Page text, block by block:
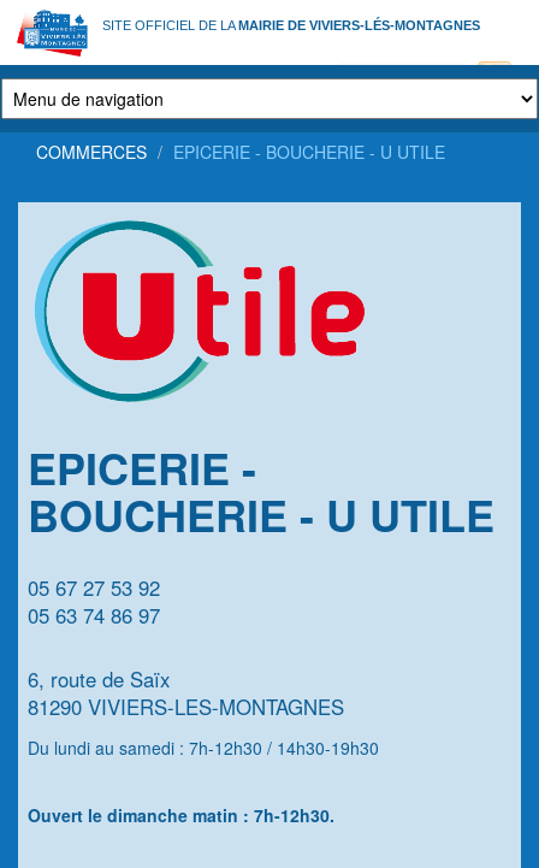
Aller
au
contenu
principal
SITE OFFICIEL DE LAMAIRIE DE VIVIERS-LÉS-MONTAGNES
COMMERCES EPICERIE - BOUCHERIE - U UTILE
EPICERIE -
BOUCHERIE - U UTILE
05 67 27 53 92
05 63 74 86 97
6, route de Saïx
81290 VIVIERS-LES-MONTAGNES
Du lundi au samedi : 7h-12h30 / 14h30-19h30
Ouvert le dimanche matin : 7h-12h30.